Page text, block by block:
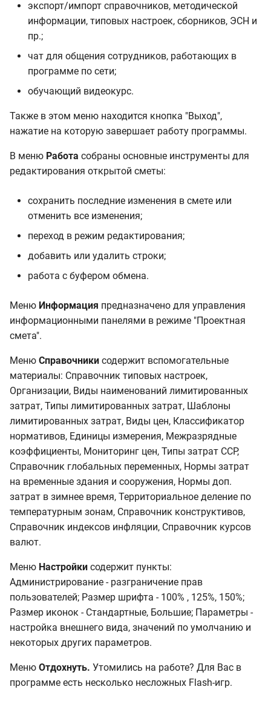
Виды цен
Классификатор
Единицы измерения
коэффициенты
Мониторинг цен
Типы затрат ССР
переменных
Нормы затрат на
сооружения
Нормы дополнительных
Территориальное деление
по температурным зонам
Справочник
конструктивов
Справочник индексов
инфляции
Справочник курсов
валют
экспорт/импорт справочников, методической
информации, типовых настроек, сборников, ЭСН и
пр.;
чат для общения сотрудников, работающих в
программе по сети;
обучающий видеокурс.
Также в этом меню находится кнопка "Выход",
нажатие на которую завершает работу программы.
В меню Работа собраны основные инструменты для
редактирования открытой сметы:
сохранить последние изменения в смете или
отменить все изменения;
переход в режим редактирования;
добавить или удалить строки;
работа с буфером обмена.
Меню Информация предназначено для управления
информационными панелями в режиме "Проектная
смета".
Меню Справочники содержит вспомогательные
материалы: Справочник типовых настроек,
Организации, Виды наименований лимитированных
затрат, Типы лимитированных затрат, Шаблоны
лимитированных затрат, Виды цен, Классификатор
нормативов, Единицы измерения, Межразрядные
коэффициенты, Мониторинг цен, Типы затрат ССР,
Справочник глобальных переменных, Нормы затрат
на временные здания и сооружения, Нормы доп.
затрат в зимнее время, Территориальное деление по
температурным зонам, Справочник конструктивов,
Справочник индексов инфляции, Справочник курсов
валют.
Меню Настройки содержит пункты:
Администрирование - разграничение прав
пользователей; Размер шрифта - 100% , 125%, 150%;
Размер иконок - Стандартные, Большие; Параметры -
настройка внешнего вида, значений по умолчанию и
некоторых других параметров.
Меню Отдохнуть. Утомились на работе? Для Вас в
программе есть несколько несложных Flash-игр.